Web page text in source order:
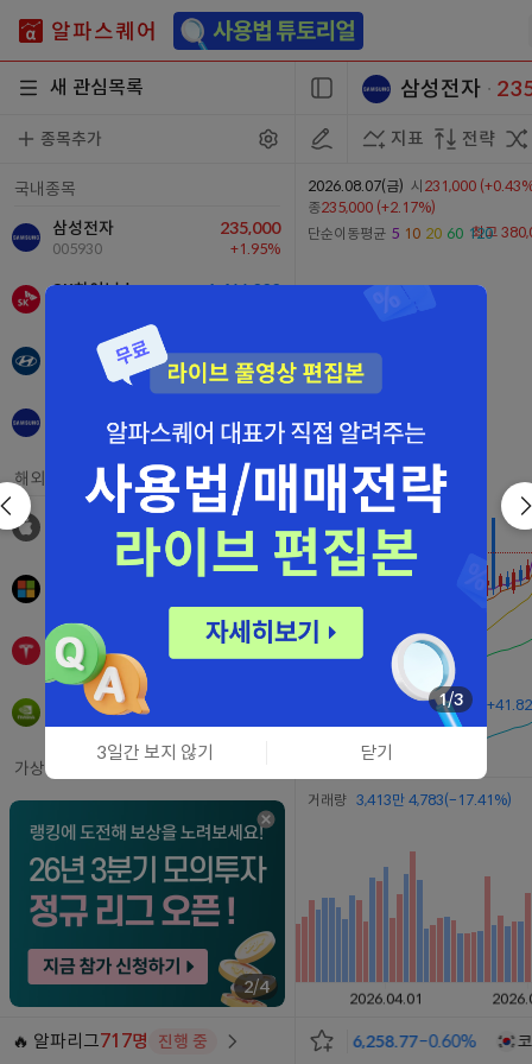
새 관심목록
종목추가
국내종목
삼성전자
235,000
005930 +1.95%
SK하이닉스 1,466,000
현대차 398,000
-0.50%
+0.23%
해외종목
$313.33
+0.29%
마이크로소프트
테슬라 $328.58
TSLA +2.83%
엔비디아
NVDA +2.27%
가상화폐
비트코인
91,487,000
KRW-BTC +0.16%
이더리움 2,698,000
KRW-ETH
리플 1,458
KRW-XRP +1.46%
98.70
2/4
🔥 알파리그717명 진행 중
삼성전자 ㆍ
지표 전략
2026.08.07(금) 시 231,000
종235,000 (+2.17%)
단순이동평균 5 10 20 60 120
거래량 3,413만 4,783(-17.41%)
코스피 6,258.77-0.60%
1/3
3일간 보지 않기 닫기